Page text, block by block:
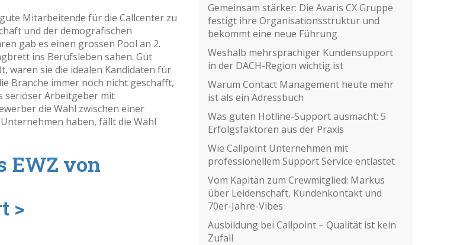
Mitarbeitende für die Callcenter zu
und der demografischen
gab es einen grossen Pool an 2.
ins Berufsleben sahen. Gut
waren sie die idealen Kandidaten für
Branche immer noch nicht geschafft,
seriöser Arbeitgeber mit
die Wahl zwischen einer
haben, fällt die Wahl
EWZ von
>
Gemeinsam stärker: Die Avaris CX Gruppe
festigt ihre Organisationsstruktur und
bekommt eine neue Führung
Weshalb mehrsprachiger Kundensupport
in der DACH-Region wichtig ist
Warum Contact Management heute mehr
ist als ein Adressbuch
Was guten Hotline-Support ausmacht: 5
Erfolgsfaktoren aus der Praxis
Wie Callpoint Unternehmen mit
professionellem Support Service entlastet
Vom Kapitän zum Crewmitglied: Markus
über Leidenschaft, Kundenkontakt und
70er-Jahre-Vibes
Ausbildung bei Callpoint – Qualität ist kein
Zufall